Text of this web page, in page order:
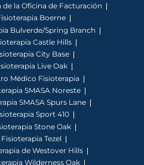
la Oficina de Facturación
Boerne
Bulverde/Spring Branch
Castle Hills
City Base
Live Oak
Médico Fisioterapia
SMASA Noreste
SMASA Spurs Lane
Sport 410
Stone Oak
Tezel
de Westover Hills
Wilderness Oak